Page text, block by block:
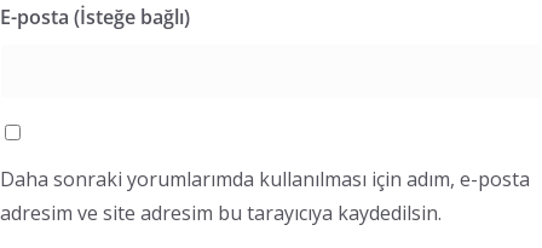
E-posta (İsteğe bağlı)
Daha sonraki yorumlarımda kullanılması için adım, e-posta
adresim ve site adresim bu tarayıcıya kaydedilsin.